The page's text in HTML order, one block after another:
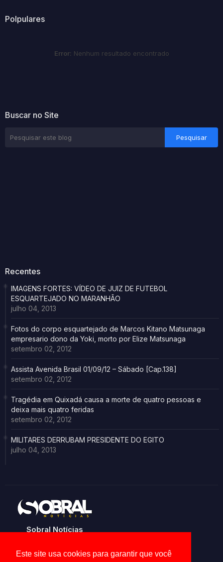
Este site usa cookies para garantir que você
Polpulares
Error: Nenhum resultado encontrado
Buscar no Site
Recentes
IMAGENS FORTES: VÍDEO DE JUIZ DE FUTEBOL
ESQUARTEJADO NO MARANHÃO
julho 04, 2013
Fotos do corpo esquartejado de Marcos Kitano Matsunaga
empresario dono da Yoki, morto por Elize Matsunaga
setembro 02, 2012
Assista Avenida Brasil 01/09/12 – Sábado [Cap.138]
setembro 02, 2012
Tragédia em Quixadá causa a morte de quatro pessoas e
deixa mais quatro feridas
setembro 02, 2012
MILITARES DERRUBAM PRESIDENTE DO EGITO
julho 04, 2013
Sobral Notícias